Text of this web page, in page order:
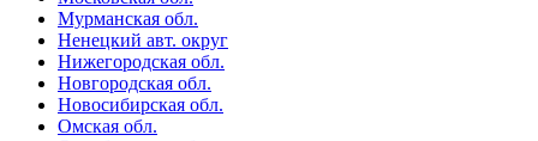
Мурманская обл.
Ненецкий авт. округ
Нижегородская обл.
Новгородская обл.
Новосибирская обл.
Омская обл.